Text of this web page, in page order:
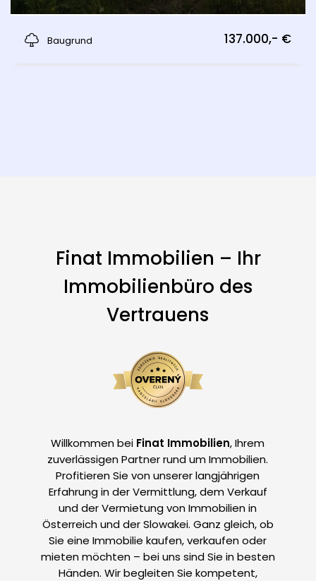
Baugrund
137.000,- €
Finat Immobilien – Ihr
Immobilienbüro des
Vertrauens
Willkommen bei Finat Immobilien, Ihrem
zuverlässigen Partner rund um Immobilien.
Profitieren Sie von unserer langjährigen
Erfahrung in der Vermittlung, dem Verkauf
und der Vermietung von Immobilien in
Österreich und der Slowakei. Ganz gleich, ob
Sie eine Immobilie kaufen, verkaufen oder
mieten möchten – bei uns sind Sie in besten
Händen. Wir begleiten Sie kompetent,